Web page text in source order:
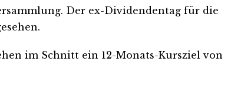
Der ex-Dividendentag für die
im Schnitt ein 12-Monats-Kursziel von